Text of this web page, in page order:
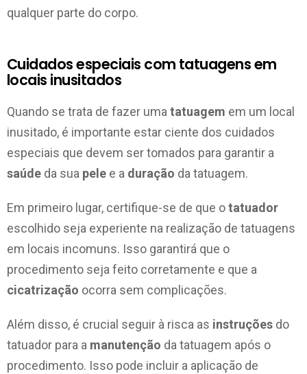
qualquer parte do corpo.
Cuidados especiais com tatuagens em
locais inusitados
Quando se trata de fazer uma tatuagem em um local
inusitado, é importante estar ciente dos cuidados
especiais que devem ser tomados para garantir a
saúde da sua pele e a duração da tatuagem.
Em primeiro lugar, certifique-se de que otatuador
escolhido seja experiente na realização de tatuagens
em locais incomuns. Isso garantirá que o
procedimento seja feito corretamente e que a
cicatrização ocorra sem complicações.
Além disso, é crucial seguir à risca as instruções do
tatuador para a manutenção da tatuagem após o
procedimento. Isso pode incluir a aplicação de